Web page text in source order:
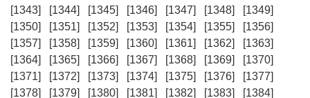
[1343]
[1344] [1345] [1346] [1347] [1348]
[1349]
[1350]
[1351] [1352] [1353] [1354] [1355]
[1356]
[1357]
[1358] [1359] [1360] [1361] [1362]
[1363]
[1364]
[1365] [1366] [1367] [1368] [1369]
[1370]
[1371]
[1372] [1373] [1374] [1375] [1376]
[1377]
[1378]
[1379] [1380] [1381] [1382] [1383]
[1384]